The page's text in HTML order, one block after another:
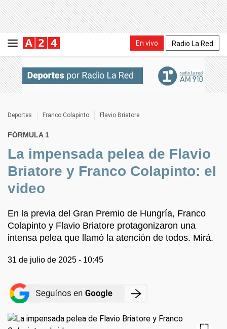
En vivo Radio La Red
Deportes Franco Colapinto Flavio Briatore
FÓRMULA 1
La impensada pelea de Flavio
Briatore y Franco Colapinto: el
video
En la previa del Gran Premio de Hungría, Franco
Colapinto y Flavio Briatore protagonizaron una
intensa pelea que llamó la atención de todos. Mirá.
31 de julio de 2025 - 10:45